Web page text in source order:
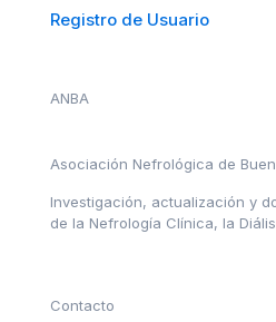
Registro de Usuario
ANBA
Asociación Nefrológica de
Investigación, actualización y
de la Nefrología Clínica, la
Contacto